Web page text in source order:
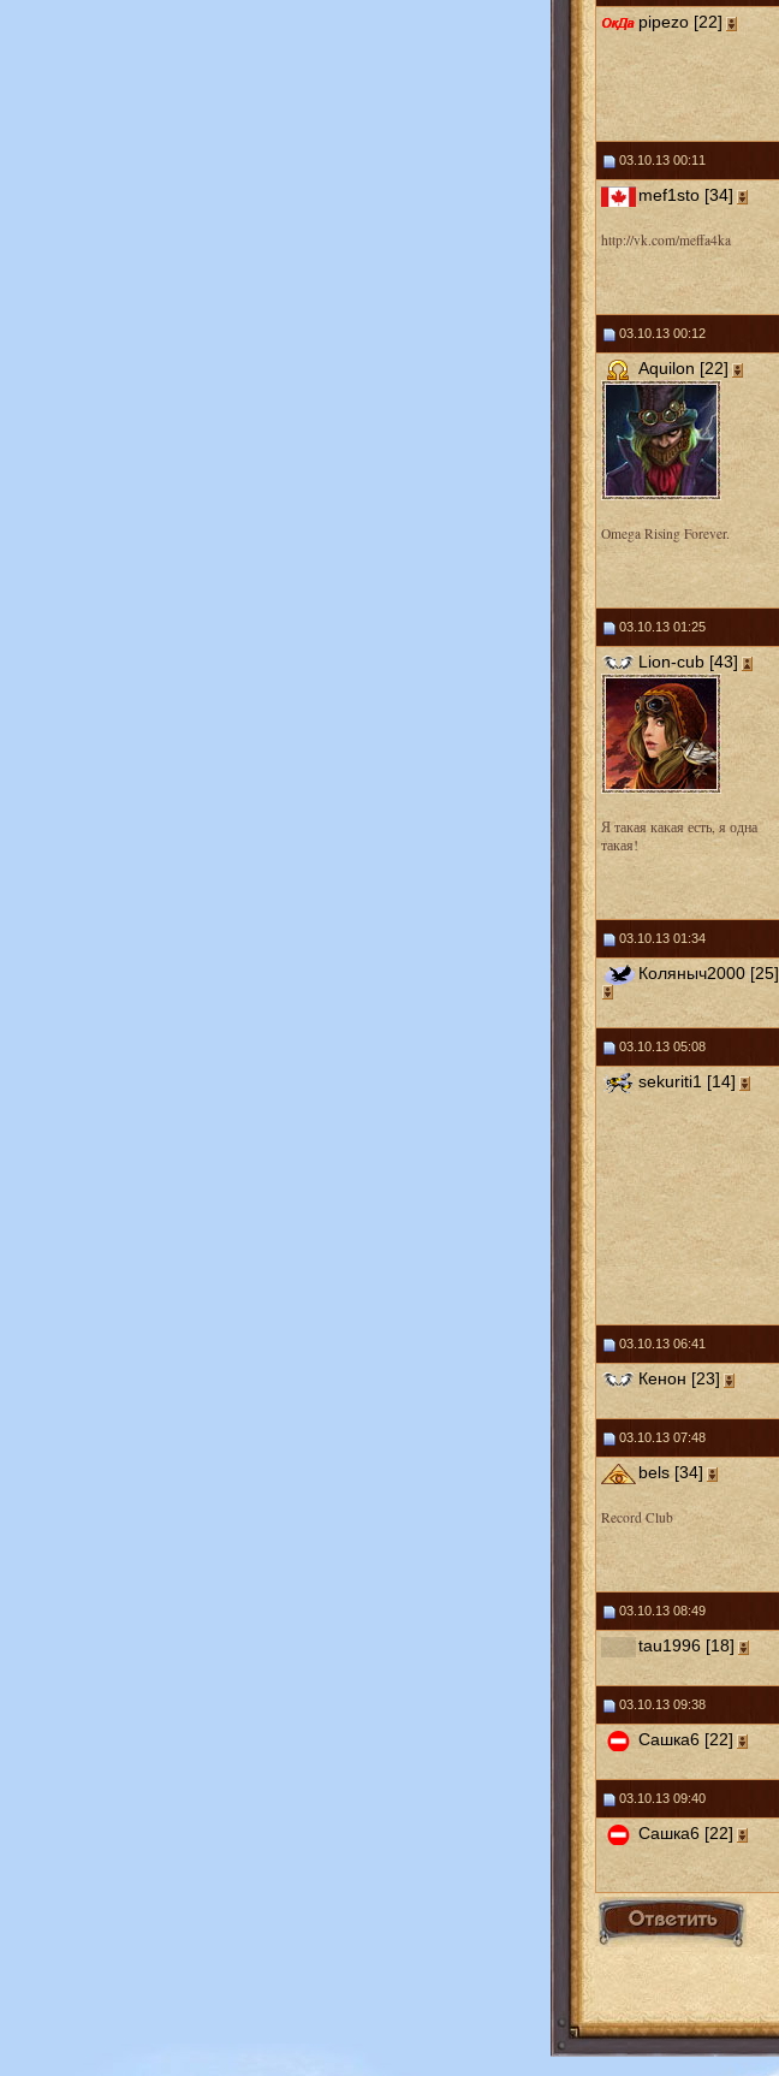
pipezo [22]
03.10.13 00:11
mef1sto [34]
http://vk.com/meffa4ka
03.10.13 00:12
Aquilon [22]
Omega Rising Forever.
03.10.13 01:25
Lion-cub [43]
Я такая какая есть, я одна
такая!
03.10.13 01:34
Коляныч2000 [25]
03.10.13 05:08
sekuriti1 [14]
03.10.13 06:41
Кенон [23]
03.10.13 07:48
bels [34]
Record Club
03.10.13 08:49
tau1996 [18]
03.10.13 09:38
Сашка6 [22]
03.10.13 09:40
Сашка6 [22]